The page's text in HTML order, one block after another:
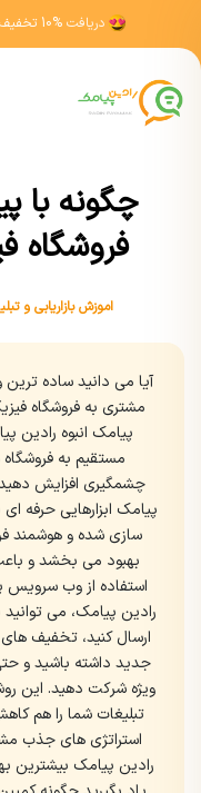
دریافت 10% تخفیف
چگونه با
فروشگاه
اموزش بازاریابی و
آیا می دانید ساده
مشتری به فروشگاه
پیامک انبوه رادین
مستقیم به
چشمگیری افزایش
پیامک ابزارهایی حرفه
سازی شده و هوشمند
بهبود می بخشد و
استفاده از وب سرویس
رادین پیامک، می
ارسال کنید، تخفیف
جدید داشته باشید و
ویژه شرکت دهید. این
تبلیغات شما را هم
استراتژی های جذب
رادین پیامک بیشترین